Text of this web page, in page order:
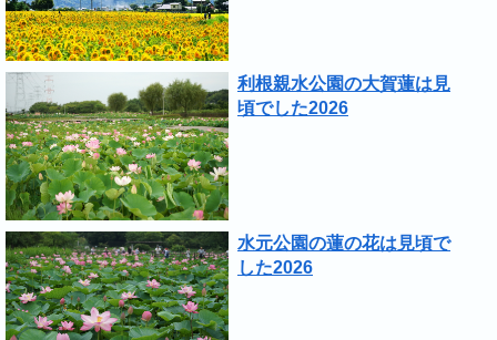
利根親水公園の大賀蓮は見
頃でした2026
水元公園の蓮の花は見頃で
した2026